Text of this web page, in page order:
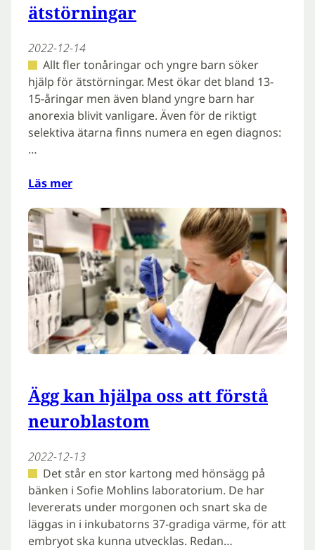
ätstörningar
2022-12-14
Allt fler tonåringar och yngre barn söker
hjälp för ätstörningar. Mest ökar det bland 13-
15-åringar men även bland yngre barn har
anorexia blivit vanligare. Även för de riktigt
selektiva ätarna finns numera en egen diagnos:
…
Läs mer
Ägg kan hjälpa oss att förstå
neuroblastom
2022-12-13
Det står en stor kartong med hönsägg på
bänken i Sofie Mohlins laboratorium. De har
levererats under morgonen och snart ska de
läggas in i inkubatorns 37-gradiga värme, för att
embryot ska kunna utvecklas. Redan…